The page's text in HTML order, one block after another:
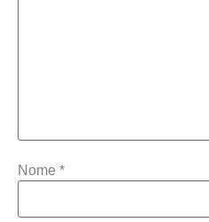
Nome *